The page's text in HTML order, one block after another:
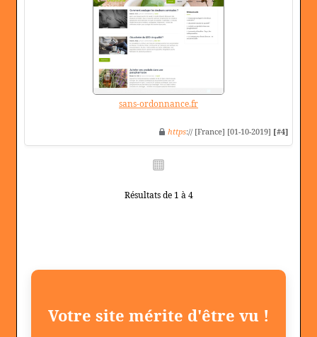
sans-ordonnance.fr
https:// [France] [01-10-2019] [#4]
Résultats de 1 à 4
Votre site mérite d'être vu !